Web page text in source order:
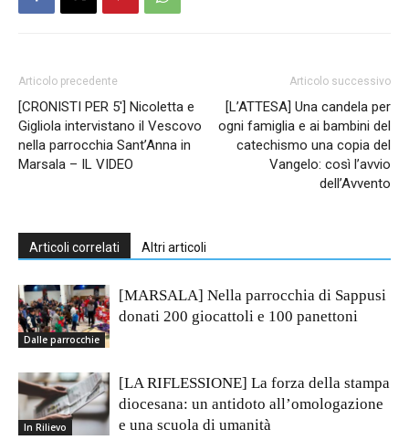
Articolo precedente
[CRONISTI PER 5′] Nicoletta e
Gigliola intervistano il Vescovo
nella parrocchia Sant’Anna in
Marsala – IL VIDEO
Articolo successivo
[L’ATTESA] Una candela per
ogni famiglia e ai bambini del
catechismo una copia del
Vangelo: così l’avvio
dell’Avvento
Articoli correlati Altri articoli
Dalle parrocchie
[MARSALA] Nella parrocchia di Sappusi
donati 200 giocattoli e 100 panettoni
In Rilievo
[LA RIFLESSIONE] La forza della stampa
diocesana: un antidoto all’omologazione
e una scuola di umanità